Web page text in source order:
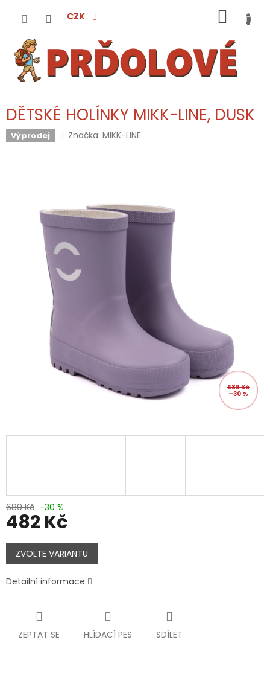
CZK
KOŠÍK
DĚTSKÉ HOLÍNKY MIKK-LINE, DUSK
Výprodej Značka:MIKK-LINE
689 Kč
–30 %
689 Kč –30 %
482 Kč
Měrná
cena:
ZVOLTE VARIANTU
Detailní informace
ZEPTAT SE HLÍDACÍ PES SDÍLET